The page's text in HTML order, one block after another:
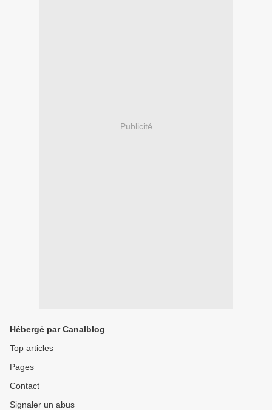
Publicité
Hébergé par Canalblog
Top articles
Pages
Contact
Signaler un abus